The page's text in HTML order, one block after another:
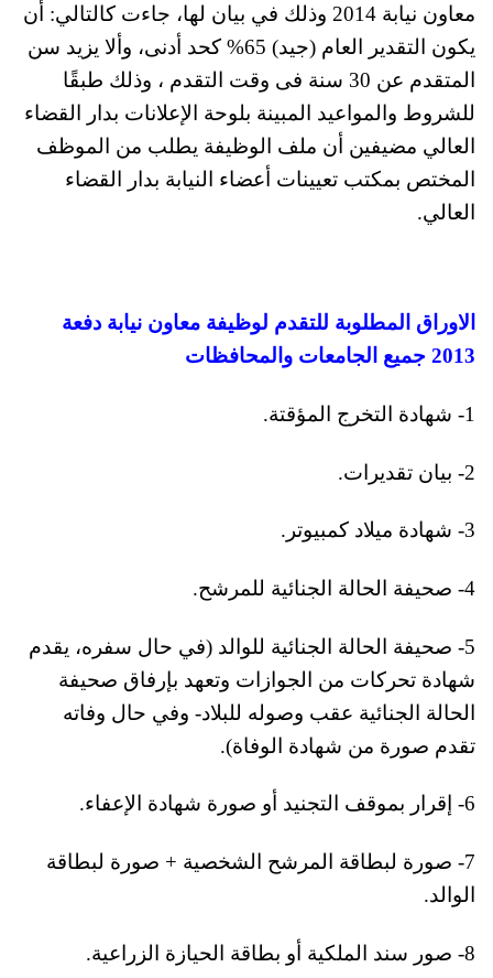
معاون نيابة 2014 وذلك في بيان لها، جاءت كالتالي: أن
يكون التقدير العام (جيد) 65% كحد أدنى، وألا يزيد سن
المتقدم عن 30 سنة فى وقت التقدم ، وذلك طبقًا
للشروط والمواعيد المبينة بلوحة الإعلانات بدار القضاء
العالي مضيفين أن ملف الوظيفة يطلب من الموظف
المختص بمكتب تعيينات أعضاء النيابة بدار القضاء
العالي.
الاوراق المطلوبة للتقدم لوظيفة معاون نيابة دفعة
2013 جميع الجامعات والمحافظات
1- شهادة التخرج المؤقتة.
2- بيان تقديرات.
3- شهادة ميلاد كمبيوتر.
4- صحيفة الحالة الجنائية للمرشح.
5- صحيفة الحالة الجنائية للوالد (في حال سفره، يقدم
شهادة تحركات من الجوازات وتعهد بإرفاق صحيفة
الحالة الجنائية عقب وصوله للبلاد- وفي حال وفاته
تقدم صورة من شهادة الوفاة).
6- إقرار بموقف التجنيد أو صورة شهادة الإعفاء.
7- صورة لبطاقة المرشح الشخصية + صورة لبطاقة
الوالد.
8- صور سند الملكية أو بطاقة الحيازة الزراعية.